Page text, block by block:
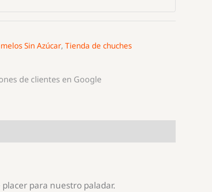
Sin Azúcar, Tienda de chuches
de clientes en Google
para nuestro paladar.